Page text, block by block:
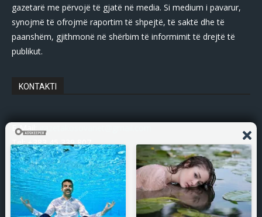
gazetarë me përvojë të gjatë në media. Si medium i pavarur,
synojmë të ofrojmë raportim të shpejtë, të saktë dhe të
paanshëm, gjithmonë në shërbim të informimit të drejtë të
publikut.
KONTAKTI
E-Mail:gazetakosovanet@gmail.com
Tel: +383 45 339 807